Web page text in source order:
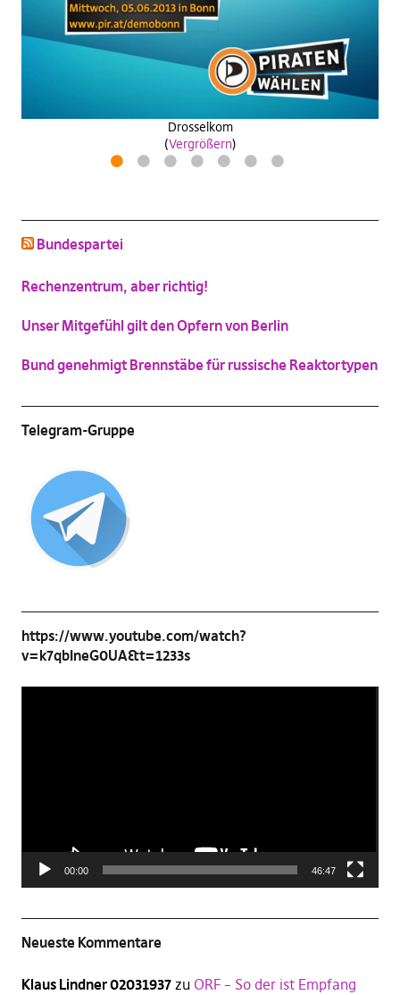
Drosselkom
(Vergrößern)
zeitpiratzuwerden
(Vergrößern)
industrie40wasa
(Vergrößern)
Wähle
antifanatische aktion
(Vergrößern)
(Vergrößern)
1 2 3 4 5 6 7
Bundespartei
Rechenzentrum, aber richtig!
Unser Mitgefühl gilt den Opfern von Berlin
Bund genehmigt Brennstäbe für russische Reaktortypen
Telegram-Gruppe
https://www.youtube.com/watch?
v=k7qbIneG0UA&t=1233s
00:00 46:47
Neueste Kommentare
Klaus Lindner 02031937zu ORF – So der ist Empfang